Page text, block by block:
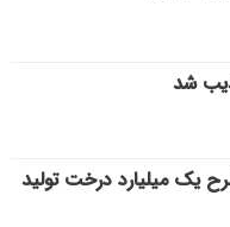
شد
یک میلیارد درخت تولید